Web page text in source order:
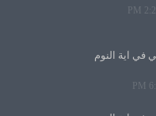
في آية النوم